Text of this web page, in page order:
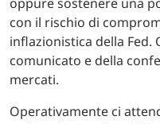
con il rischio di
inflazionistica della Fed.
comunicato e della
mercati.
Operativamente ci